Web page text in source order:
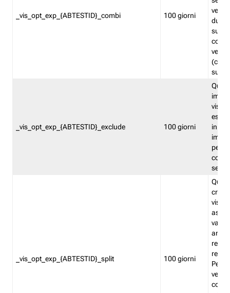
_vis_opt_exp_{ABTESTID}_combi 100 giorni
_vis_opt_exp_{ABTESTID}_exclude 100 giorni
in
_vis_opt_exp_{ABTESTID}_split 100 giorni